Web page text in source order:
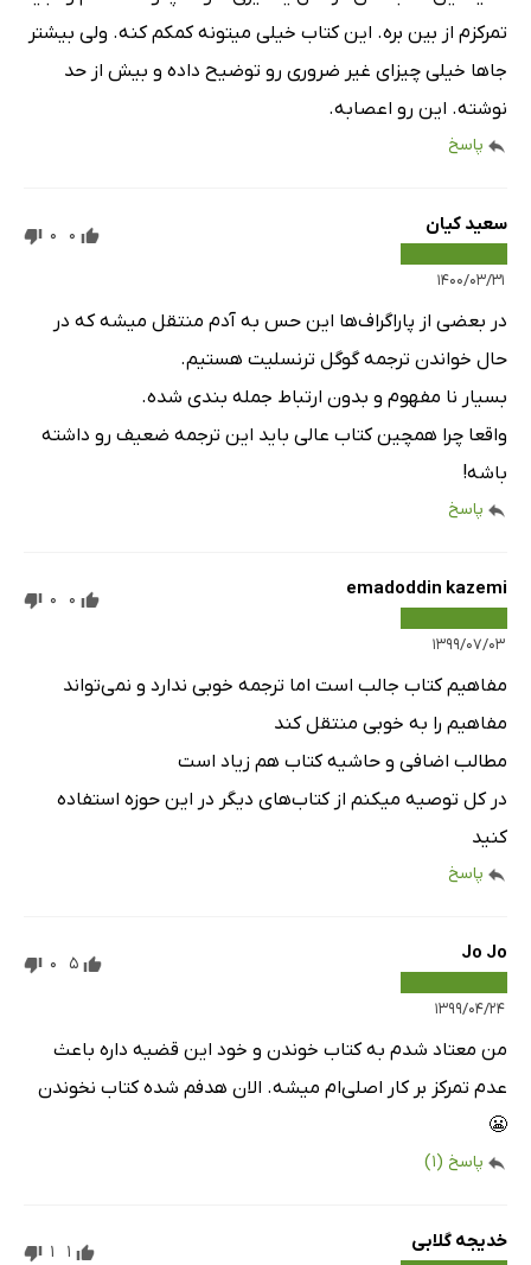
تمرکزم از بین بره. این کتاب خیلی میتونه کمکم کنه. ولی بیشتر
جاها خیلی چیزای غیر ضروری رو توضیح داده و بیش از حد
نوشته. این رو اعصابه.
پاسخ
سعید کیان
۱۴۰۰/۰۳/۳۱
0
0
در بعضی از پاراگراف‌ها این حس به آدم منتقل میشه که در
حال خواندن ترجمه گوگل ترنسلیت هستیم.
بسیار نا مفهوم و بدون ارتباط جمله بندی شده.
واقعا چرا همچین کتاب عالی باید این ترجمه ضعیف رو داشته
باشه!
پاسخ
emadoddin kazemi
۱۳۹۹/۰۷/۰۳
0
0
مفاهیم کتاب جالب است اما ترجمه خوبی ندارد و نمی‌تواند
مفاهیم را به خوبی منتقل کند
مطالب اضافی و حاشیه کتاب هم زیاد است
در کل توصیه میکنم از کتاب‌های دیگر در این حوزه استفاده
کنید
پاسخ
Jo Jo
۱۳۹۹/۰۴/۲۴
5
0
من معتاد شدم به کتاب خوندن و خود این قضیه داره باعث
عدم تمرکز بر کار اصلی‌ام میشه. الان هدفم شده کتاب نخوندن
😬
پاسخ (1)
خدیجه گلابی 1
1